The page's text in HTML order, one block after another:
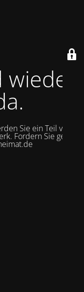
Sie ein Teil von
Fordern Sie gerne